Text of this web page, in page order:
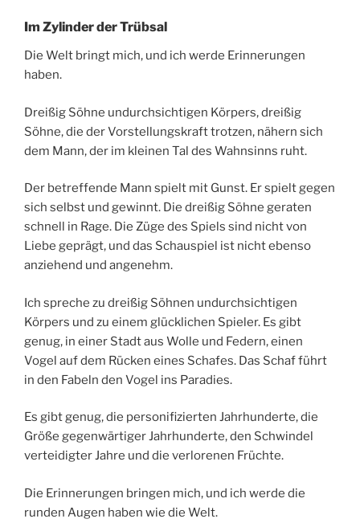
Im Zylinder der Trübsal
Die Welt bringt mich, und ich werde Erinnerungen
haben.
Dreißig Söhne undurchsichtigen Körpers, dreißig
Söhne, die der Vorstellungskraft trotzen, nähern sich
dem Mann, der im kleinen Tal des Wahnsinns ruht.
Der betreffende Mann spielt mit Gunst. Er spielt gegen
sich selbst und gewinnt. Die dreißig Söhne geraten
schnell in Rage. Die Züge des Spiels sind nicht von
Liebe geprägt, und das Schauspiel ist nicht ebenso
anziehend und angenehm.
Ich spreche zu dreißig Söhnen undurchsichtigen
Körpers und zu einem glücklichen Spieler. Es gibt
genug, in einer Stadt aus Wolle und Federn, einen
Vogel auf dem Rücken eines Schafes. Das Schaf führt
in den Fabeln den Vogel ins Paradies.
Es gibt genug, die personifizierten Jahrhunderte, die
Größe gegenwärtiger Jahrhunderte, den Schwindel
verteidigter Jahre und die verlorenen Früchte.
Die Erinnerungen bringen mich, und ich werde die
runden Augen haben wie die Welt.